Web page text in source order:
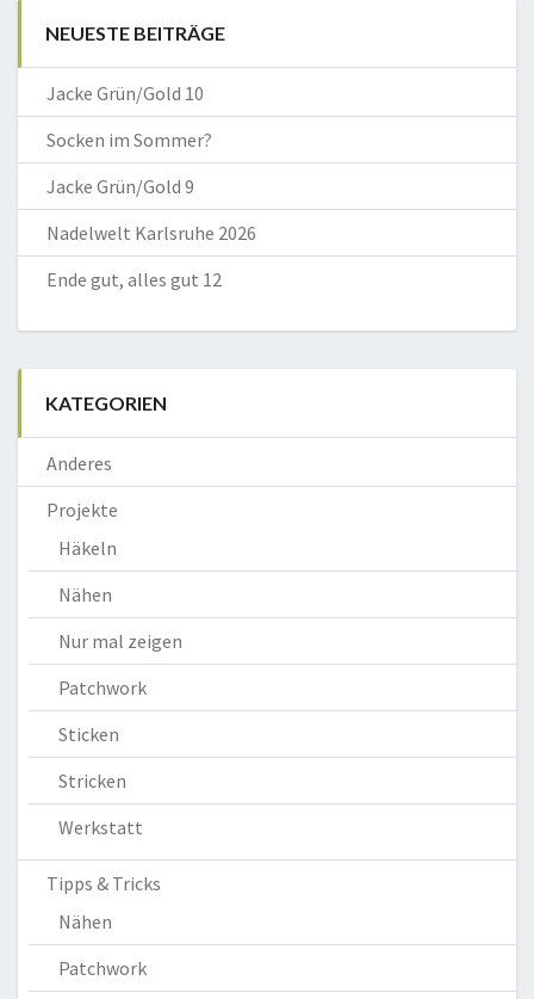
NEUESTE BEITRÄGE
Jacke Grün/Gold 10
Socken im Sommer?
Jacke Grün/Gold 9
Nadelwelt Karlsruhe 2026
Ende gut, alles gut 12
KATEGORIEN
Anderes
Projekte
Häkeln
Nähen
Nur mal zeigen
Patchwork
Sticken
Stricken
Werkstatt
Tipps & Tricks
Nähen
Patchwork